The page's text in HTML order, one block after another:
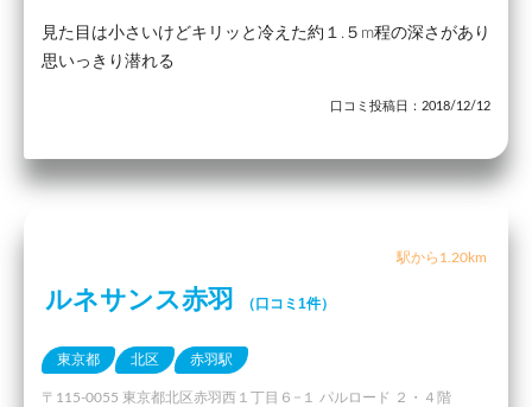
見た目は小さいけどキリッと冷えた約１.５m程の深さがあり
思いっきり潜れる
口コミ投稿日：2018/12/12
駅から1.20km
ルネサンス赤羽 （口コミ1件）
東京都 北区 赤羽駅
〒115-0055 東京都北区赤羽西１丁目６−１ パルロード ２・４階